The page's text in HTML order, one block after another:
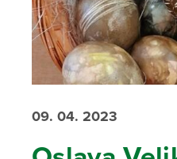
09. 04. 2023